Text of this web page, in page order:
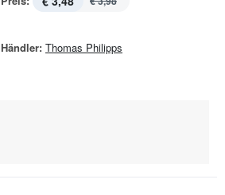
Händler: Thomas Philipps